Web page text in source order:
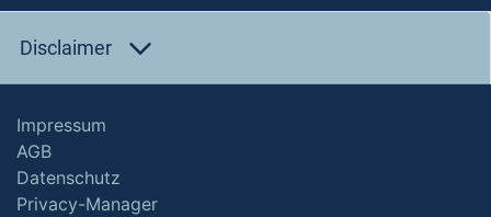
Disclaimer
Impressum
AGB
Datenschutz
Privacy-Manager